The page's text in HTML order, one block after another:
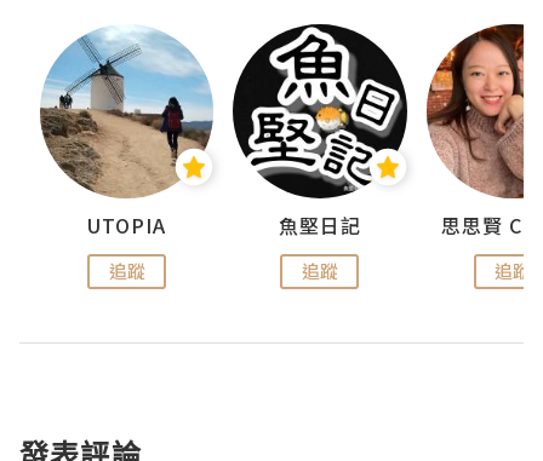
UTOPIA
追蹤
魚堅日記
追蹤 追蹤